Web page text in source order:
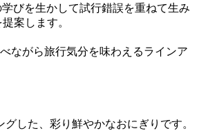
びを生かして試行錯誤を重ねて生み
案します。
ながら旅行気分を味わえるラインア
した、彩り鮮やかなおにぎりです。